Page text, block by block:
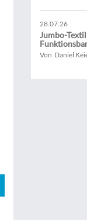
28.07.26
Jumbo-
Von Daniel